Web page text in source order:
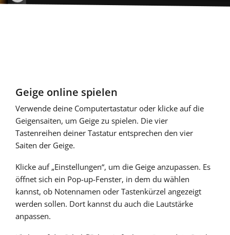
Italiano
日本語
Polski
Português
Geige online spielen
Verwende deine Computertastatur oder klicke auf die
Geigensaiten, um Geige zu spielen. Die vier
Tastenreihen deiner Tastatur entsprechen den vier
Saiten der Geige.
Klicke auf „Einstellungen“, um die Geige anzupassen. Es
öffnet sich ein Pop-up-Fenster, in dem du wählen
kannst, ob Notennamen oder Tastenkürzel angezeigt
werden sollen. Dort kannst du auch die Lautstärke
anpassen.